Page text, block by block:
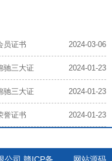
员证书 2024-03-06
驰三大证 2024-01-23
驰三大证 2024-01-23
誉证书 2024-01-23